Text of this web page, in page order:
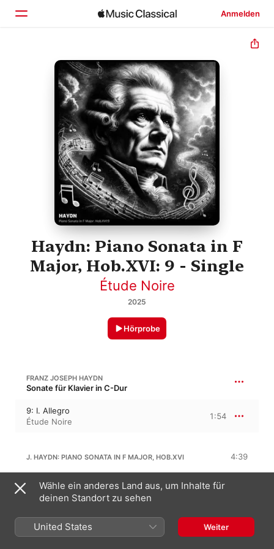
Anmelden
Startseite
Entdecken
Suchen
Haydn: Piano Sonata in F
Major, Hob.XVI: 9 - Single
Étude Noire
2025
Hörprobe
FRANZ JOSEPH HAYDN
Sonate für Klavier in C-Dur
9: I. Allegro
Étude Noire
1:54
J. HAYDN: PIANO SONATA IN F MAJOR, HOB.XVI 4:39
9: II. Menuet
Étude Noire
3:39
9: III. Scherzo
Étude Noire
1:00
Wähle ein anderes Land aus, um Inhalte für
deinen Standort zu sehen
United States Weiter